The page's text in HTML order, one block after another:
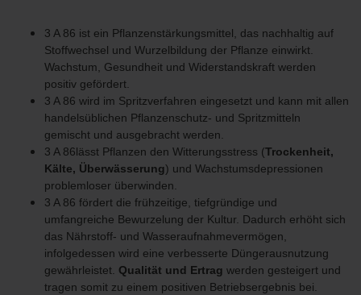
3 A 86 ist ein Pflanzenstärkungsmittel, das nachhaltig auf
Stoffwechsel und Wurzelbildung der Pflanze einwirkt.
Wachstum, Gesundheit und Widerstandskraft werden
positiv gefördert.
3 A 86 wird im Spritzverfahren eingesetzt und kann mit allen
handelsüblichen Pflanzenschutz- und Spritzmitteln
gemischt und ausgebracht werden.
3 A 86lässt Pflanzen den Witterungsstress (Trockenheit,
Kälte, Überwässerung) und Wachstumsdepressionen
problemloser überwinden.
3 A 86 fördert die frühzeitige, tiefgründige und
umfangreiche Bewurzelung der Kultur. Dadurch erhöht sich
das Nährstoff- und Wasseraufnahmevermögen,
infolgedessen wird eine verbesserte Düngerausnutzung
gewährleistet. Qualität und Ertrag werden gesteigert und
tragen somit zu einem positiven Betriebsergebnis bei.